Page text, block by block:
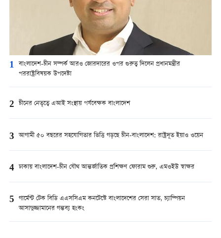
1 বাংলাদেশ-চীন সম্পর্ক আরও জোরদারের ওপর গুরুত্ব দিলেন প্রধানমন্ত্রীর
পররাষ্ট্রবিষয়ক উপদেষ্টা
2 চীনের নেতৃত্বে এআই সংস্থায় পর্যবেক্ষক বাংলাদেশ
3 আগামী ৫০ বছরের সহযোগিতার ভিত্তি গড়ছে চীন-বাংলাদেশ: রাষ্ট্রদূত ইয়াও ওয়েন
4 ঢাকায় বাংলাদেশ-চীন যৌথ আন্তর্জাতিক প্রশিক্ষণ ফোরাম শুরু, এমওইউ স্বাক্ষর
5 গার্মেন্ট টেক বিডি এএসসিএম কনটেস্টে বাংলাদেশের সেরা সাত, চ্যাম্পিয়ন
আসাদুজ্জামানের গন্তব্য হংকং